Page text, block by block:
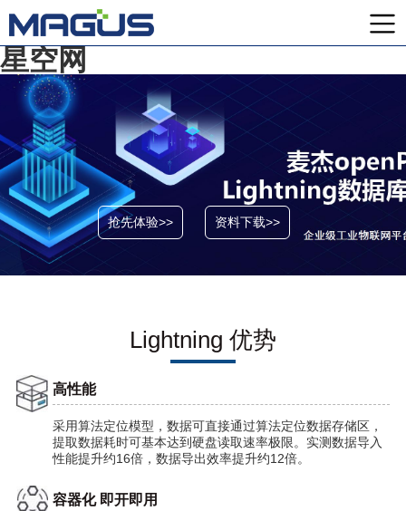
星空网
抢先体验>> 资料下载>>
Lightning 优势
高性能
采用算法定位模型，数据可直接通过算法定位数据存储区，
提取数据耗时可基本达到硬盘读取速率极限。实测数据导入
性能提升约16倍，数据导出效率提升约12倍。
容器化 即开即用